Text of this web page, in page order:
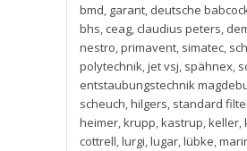
bmd, garant, deutsche
bhs, ceag, claudius peters,
nestro,primavent, simatec,
polytechnik,jet vsj, spähnex,
entstaubungstechnik
scheuch,hilgers, standard
heimer,krupp,kastrup,keller,
cottrell,lurgi,lugar,lübke,